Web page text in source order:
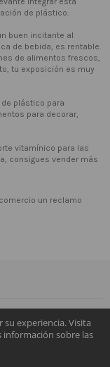
de plástico.
buen incitante al
de bebida, es rentable.
de alimentos frescos,
tu exposición es muy
plástico para
para decorar,
vitamínico para las
consigues vender más
un reclamo
experiencia. Visita
información sobre las